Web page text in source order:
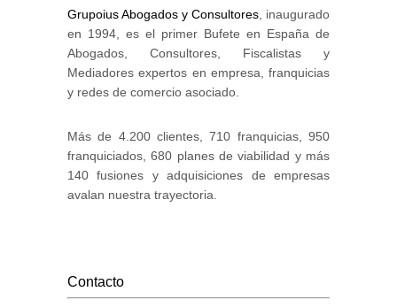
Grupoius Abogados y Consultores , inaugurado
en 1994, es el primer Bufete en España de
Abogados, Consultores, Fiscalistas y
Mediadores expertos en empresa, franquicias
y redes de comercio asociado.
Más de 4.200 clientes, 710 franquicias, 950
franquiciados, 680 planes de viabilidad y más
140 fusiones y adquisiciones de empresas
avalan nuestra trayectoria.
Contacto